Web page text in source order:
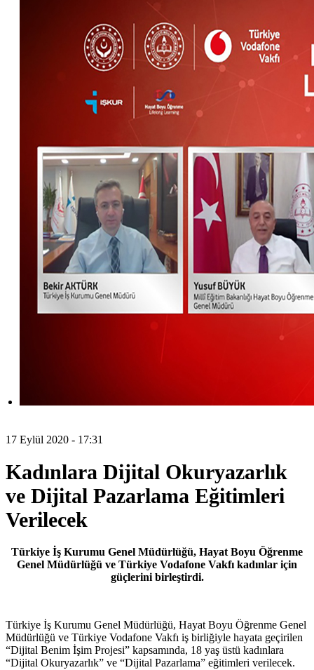
17 Eylül 2020 - 17:31
Kadınlara Dijital Okuryazarlık
ve Dijital Pazarlama Eğitimleri
Verilecek
Türkiye İş Kurumu Genel Müdürlüğü, Hayat Boyu Öğrenme
Genel Müdürlüğü ve Türkiye Vodafone Vakfı kadınlar için
güçlerini birleştirdi.
Türkiye İş Kurumu Genel Müdürlüğü, Hayat Boyu Öğrenme Genel
Müdürlüğü ve Türkiye Vodafone Vakfı iş birliğiyle hayata geçirilen
“Dijital Benim İşim Projesi” kapsamında, 18 yaş üstü kadınlara
“Dijital Okuryazarlık” ve “Dijital Pazarlama” eğitimleri verilecek.